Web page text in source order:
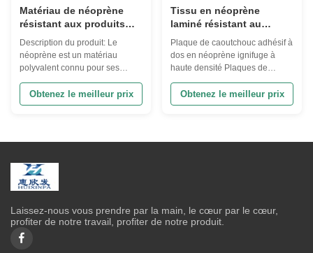
Matériau de néoprène
résistant aux produits
chimiques de 3 mm
Description du produit: Le
néoprène est un matériau
polyvalent connu pour ses
propriétés imperméables à
l'eau.Le néoprène est doux au
toucher., offrant une expérience
caractéristiques du matériau en
imperméable, ce qui le ...
Obtenez le meilleur prix
Tissu en néoprène
laminé résistant au
rétrécissement de 2M,
haute densité
Plaque de caoutchouc adhésif à
dos en néoprène ignifuge à
haute densité Plaques de
mousse CR Spécifications des
feuilles de caoutchouc mousse
noire Matériel CR néoprène
2M ou 10M - 50M ou sur mesure
Obtenez le meilleur prix
Laissez-nous vous prendre par la main, le cœur par le cœur,
profiter de notre travail, profiter de notre produit.